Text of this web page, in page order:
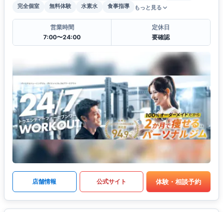
完全個室
無料体験 水素水 食事指導 もっと見る
営業時間
7:00〜24:00
定休日
要確認
店舗情報 公式サイト 体験・相談予約